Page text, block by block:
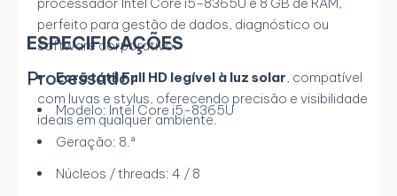
processador Intel Core i5-8365U e 8 GB de RAM,
perfeito para gestão de dados, diagnóstico ou
software corporativo.
Ecrã tátil Full HD legível à luz solar, compatível
com luvas e stylus, oferecendo precisão e visibilidade
ideais em qualquer ambiente.
ESPECIFICAÇÕES
Processador
Modelo: Intel Core i5-8365U
Geração: 8.ª
Núcleos / threads: 4 / 8